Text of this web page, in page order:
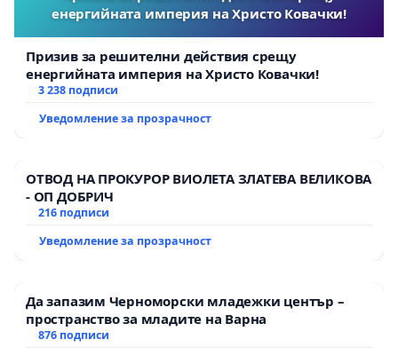
енергийната империя на Христо Ковачки!
Призив за решителни действия срещу
енергийната империя на Христо Ковачки!
3 238 подписи
Уведомление за прозрачност
ОТВОД НА ПРОКУРОР ВИОЛЕТА ЗЛАТЕВА ВЕЛИКОВА
- ОП ДОБРИЧ
216 подписи
Уведомление за прозрачност
Да запазим Черноморски младежки център –
пространство за младите на Варна
876 подписи